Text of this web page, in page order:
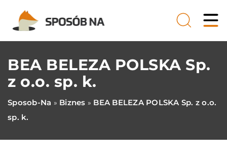
BEA BELEZA POLSKA Sp.
z o.o. sp. k.
Sposob-Na » Biznes » BEA BELEZA POLSKA Sp. z o.o.
sp. k.